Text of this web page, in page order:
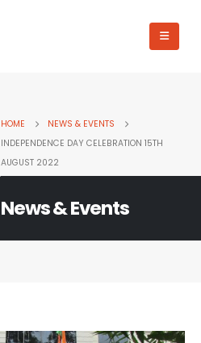
HOME
NEWS & EVENTS
INDEPENDENCE DAY CELEBRATION 15TH
AUGUST 2022
News & Events